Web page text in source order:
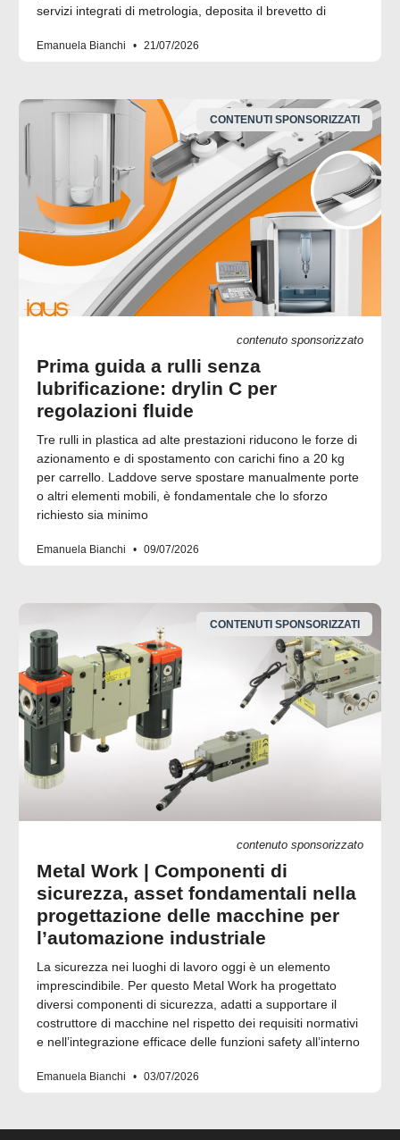
servizi integrati di metrologia, deposita il brevetto di
Emanuela Bianchi 21/07/2026
CONTENUTI SPONSORIZZATI
contenuto sponsorizzato
Prima guida a rulli senza
lubrificazione: drylin C per
regolazioni fluide
Tre rulli in plastica ad alte prestazioni riducono le forze di
azionamento e di spostamento con carichi fino a 20 kg
per carrello. Laddove serve spostare manualmente porte
o altri elementi mobili, è fondamentale che lo sforzo
richiesto sia minimo
Emanuela Bianchi 09/07/2026
CONTENUTI SPONSORIZZATI
contenuto sponsorizzato
Metal Work | Componenti di
sicurezza, asset fondamentali nella
progettazione delle macchine per
l’automazione industriale
La sicurezza nei luoghi di lavoro oggi è un elemento
imprescindibile. Per questo Metal Work ha progettato
diversi componenti di sicurezza, adatti a supportare il
costruttore di macchine nel rispetto dei requisiti normativi
e nell’integrazione efficace delle funzioni safety all’interno
Emanuela Bianchi 03/07/2026